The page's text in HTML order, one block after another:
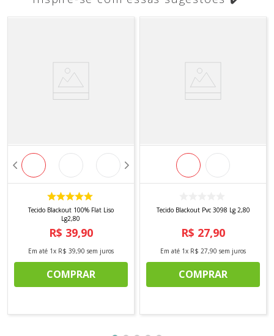
Tecido Blackout 100% Flat Liso
Lg2,80
R$ 39,90
Em até 1x R$ 39,90 sem juros
COMPRAR
Tecido Blackout Pvc 3098 Lg 2,80
R$ 27,90
Em até 1x R$ 27,90 sem juros
COMPRAR